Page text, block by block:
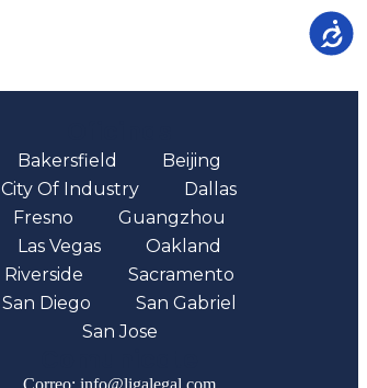
Bakersfield
Beijing
City Of Industry
Dallas
Fresno
Guangzhou
Las Vegas
Oakland
Riverside
Sacramento
San Diego
San Gabriel
San Jose